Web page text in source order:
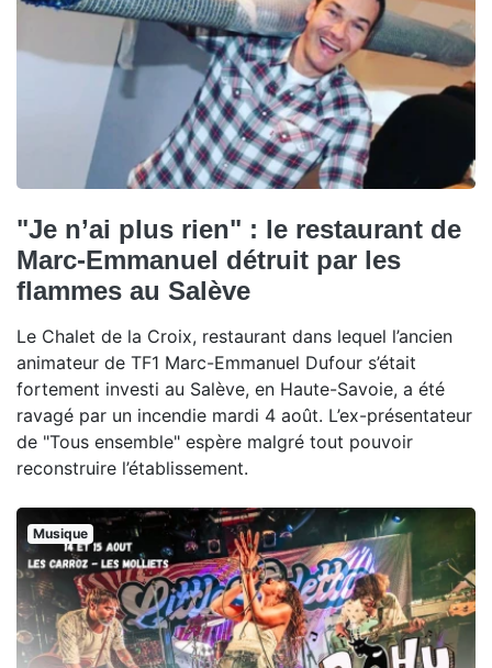
"Je n’ai plus rien" : le restaurant de
Marc-Emmanuel détruit par les
flammes au Salève
Le Chalet de la Croix, restaurant dans lequel l’ancien
animateur de TF1 Marc-Emmanuel Dufour s’était
fortement investi au Salève, en Haute-Savoie, a été
ravagé par un incendie mardi 4 août. L’ex-présentateur
de "Tous ensemble" espère malgré tout pouvoir
reconstruire l’établissement.
Musique